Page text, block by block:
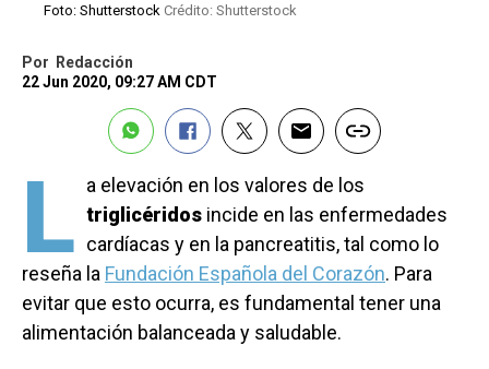
Foto: Shutterstock Crédito: Shutterstock
Por
Redacción
22 Jun 2020, 09:27 AM CDT
L a elevación en los valores de los
triglicéridos incide en las enfermedades
cardíacas y en la pancreatitis, tal como lo
reseña la Fundación Española del Corazón. Para
evitar que esto ocurra, es fundamental tener una
alimentación balanceada y saludable.